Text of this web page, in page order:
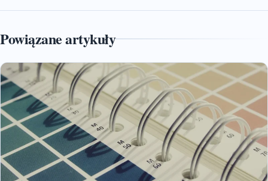
Powiązane artykuły